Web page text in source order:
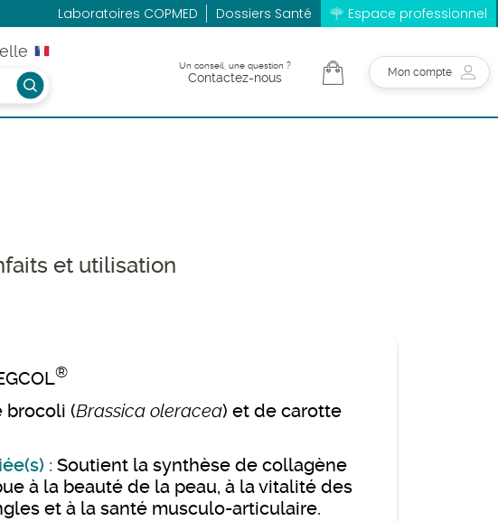
Laboratoires COPMED Dossiers Santé Espace professionnel
Un conseil, une question ?
Contactez-nous Mon compte
et utilisation
®
brocoli (Brassica oleracea) et de carotte
: Soutient la synthèse de collagène
à la beauté de la peau, à la vitalité des
et à la santé musculo-articulaire.